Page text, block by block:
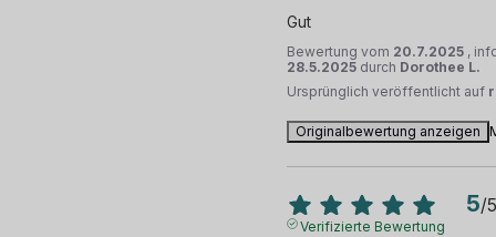
Gut
Bewertung vom 20.7.2025 ,
28.5.2025 durch Dorothee L.
Ursprünglich veröffentlicht auf
Originalbewertung anzeigen
5/5
Verifizierte Bewertung